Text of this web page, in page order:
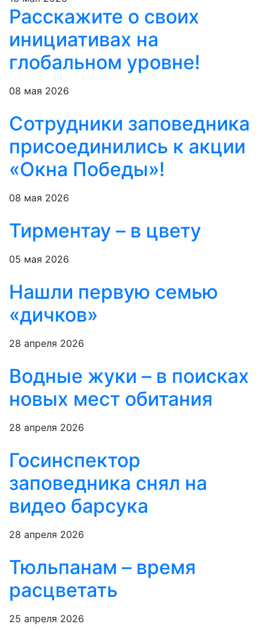
Расскажите о своих
инициативах на
глобальном уровне!
08 мая 2026
Сотрудники заповедника
присоединились к акции
«Окна Победы»!
08 мая 2026
Тирментау – в цвету
05 мая 2026
Нашли первую семью
«дичков»
28 апреля 2026
Водные жуки – в поисках
новых мест обитания
28 апреля 2026
Госинспектор
заповедника снял на
видео барсука
28 апреля 2026
Тюльпанам – время
расцветать
25 апреля 2026